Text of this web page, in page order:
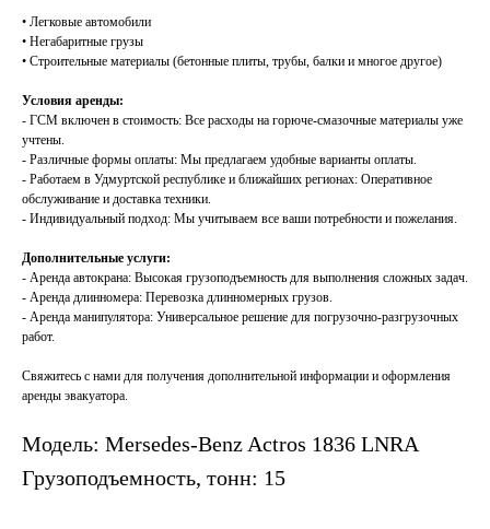
• Легковые автомобили
• Негабаритные грузы
• Строительные материалы (бетонные плиты, трубы, балки и многое другое)
Условия аренды:
- ГСМ включен в стоимость: Все расходы на горюче-смазочные материалы уже
учтены.
- Различные формы оплаты: Мы предлагаем удобные варианты оплаты.
- Работаем в Удмуртской республике и ближайших регионах: Оперативное
обслуживание и доставка техники.
- Индивидуальный подход: Мы учитываем все ваши потребности и пожелания.
Дополнительные услуги:
- Аренда автокрана: Высокая грузоподъемность для выполнения сложных задач.
- Аренда длинномера: Перевозка длинномерных грузов.
- Аренда манипулятора: Универсальное решение для погрузочно-разгрузочных
работ.
Свяжитесь с нами для получения дополнительной информации и оформления
аренды эвакуатора.
Модель: Mersedes-Benz Actros 1836 LNRA
Грузоподъемность, тонн: 15